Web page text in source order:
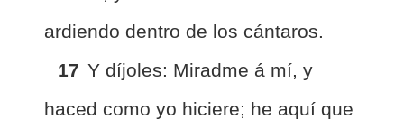
ardiendo dentro de los cántaros.
17 Y díjoles: Miradme á mí, y
haced como yo hiciere; he aquí que